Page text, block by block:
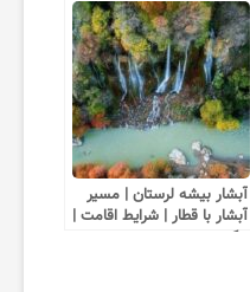
آبشار بیشه لرستان | مسیر
آبشار با قطار | شرایط اقامت |
عکس